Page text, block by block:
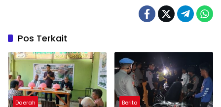
Pos Terkait
Daerah Berita